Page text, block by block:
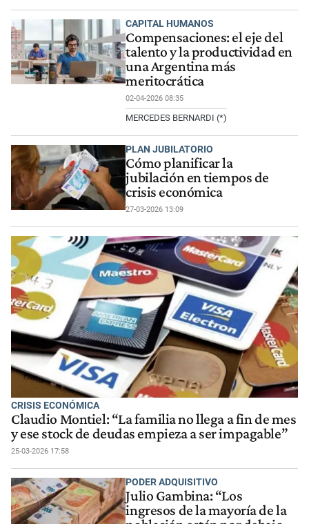
CAPITAL HUMANOS
Compensaciones: el eje del
talento y la productividad en
una Argentina más
meritocrática
02-04-2026 08:35
MERCEDES BERNARDI (*)
PLAN JUBILATORIO
Cómo planificar la
jubilación en tiempos de
crisis económica
27-03-2026 13:09
CRISIS ECONÓMICA
Claudio Montiel: “La familia no llega a fin de mes
y ese stock de deudas empieza a ser impagable”
25-03-2026 17:58
PODER ADQUISITIVO
Julio Gambina: “Los
ingresos de la mayoría de la